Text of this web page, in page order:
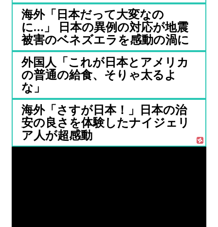
海外「日本だって大変なの
に…」 日本の異例の対応が地震
被害のベネズエラを感動の渦に
外国人「これが日本とアメリカ
の普通の給食、そりゃ太るよ
な」
海外「さすが日本！」日本の治
安の良さを体験したナイジェリ
ア人が超感動